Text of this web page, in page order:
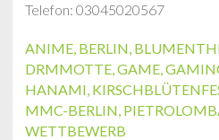
Telefon: 03045020567
ANIME, BERLIN,
DRMMOTTE,GAME,
HANAMI,
MMC-BERLIN,
WETTBEWERB